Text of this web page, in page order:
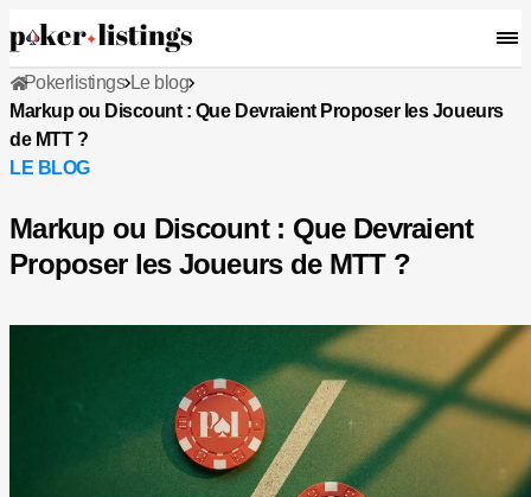
Pokerlistings Le blog
Markup ou Discount : Que Devraient Proposer les Joueurs
de MTT ?
LE BLOG
Markup ou Discount : Que Devraient
Proposer les Joueurs de MTT ?